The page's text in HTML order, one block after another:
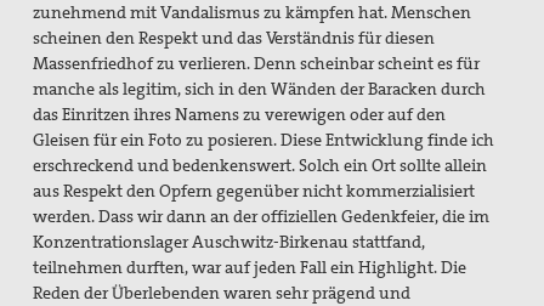
zunehmend mit Vandalismus zu kämpfen hat. Menschen
scheinen den Respekt und das Verständnis für diesen
Massenfriedhof zu verlieren. Denn scheinbar scheint es für
manche als legitim, sich in den Wänden der Baracken durch
das Einritzen ihres Namens zu verewigen oder auf den
Gleisen für ein Foto zu posieren. Diese Entwicklung finde ich
erschreckend und bedenkenswert. Solch ein Ort sollte allein
aus Respekt den Opfern gegenüber nicht kommerzialisiert
werden. Dass wir dann an der offiziellen Gedenkfeier, die im
Konzentrationslager Auschwitz-Birkenau stattfand,
teilnehmen durften, war auf jeden Fall ein Highlight. Die
Reden der Überlebenden waren sehr prägend und